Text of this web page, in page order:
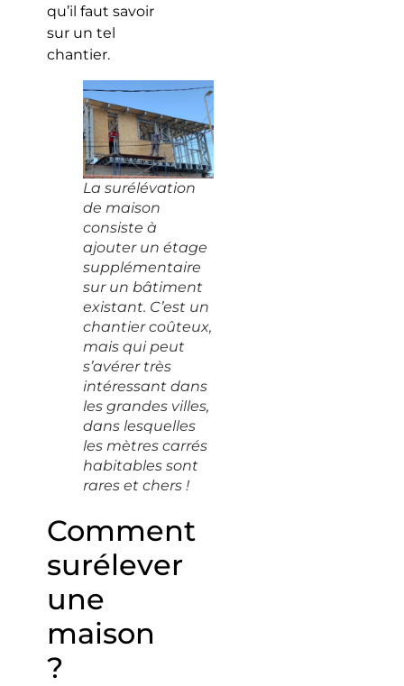
qu’il faut savoir
sur un tel
chantier.
La surélévation
de maison
consiste à
ajouter un étage
supplémentaire
sur un bâtiment
existant. C’est un
chantier coûteux,
mais qui peut
s’avérer très
intéressant dans
les grandes villes,
dans lesquelles
les mètres carrés
habitables sont
rares et chers !
Comment
surélever
une
maison
?